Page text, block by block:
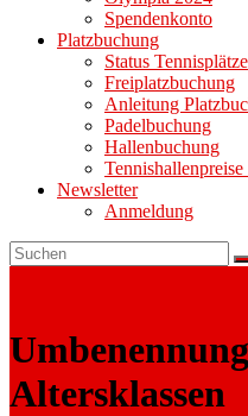
Spendenkonto
Platzbuchung
Status Tennisplätze
Freiplatzbuchung
Anleitung
Padelbuchung
Hallenbuchung
Newsletter
Anmeldung
Altersklassen